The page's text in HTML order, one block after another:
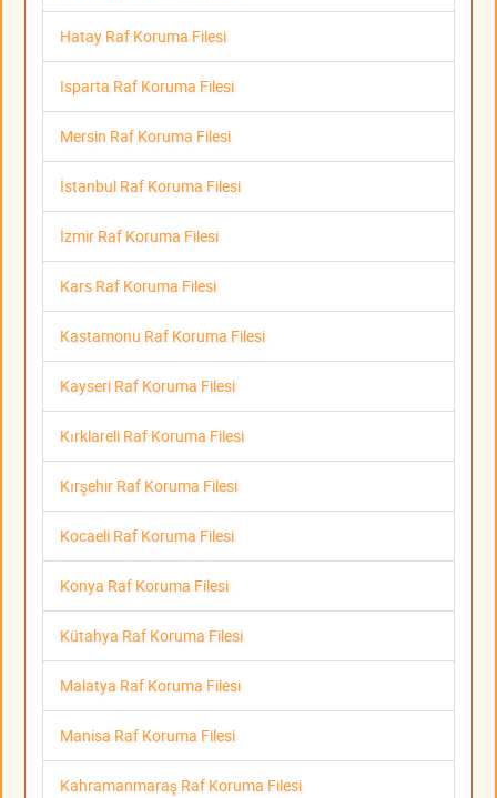
Hatay Raf Koruma Filesi
Isparta Raf Koruma Filesi
Mersin Raf Koruma Filesi
İstanbul Raf Koruma Filesi
İzmir Raf Koruma Filesi
Kars Raf Koruma Filesi
Kastamonu Raf Koruma Filesi
Kayseri Raf Koruma Filesi
Kırklareli Raf Koruma Filesi
Kırşehir Raf Koruma Filesi
Kocaeli Raf Koruma Filesi
Konya Raf Koruma Filesi
Kütahya Raf Koruma Filesi
Malatya Raf Koruma Filesi
Manisa Raf Koruma Filesi
Kahramanmaraş Raf Koruma Filesi